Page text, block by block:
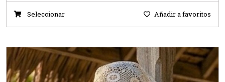
Seleccionar Añadir a favoritos